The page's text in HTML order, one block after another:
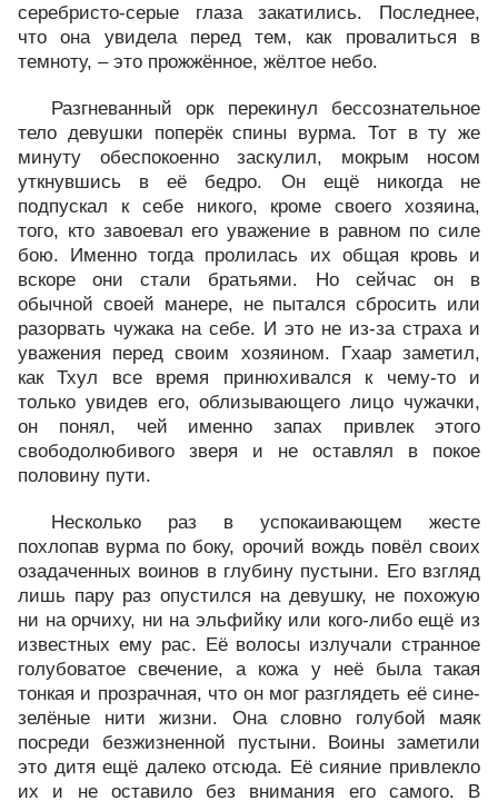
серебристо-серые глаза закатились. Последнее,
что она увидела перед тем, как провалиться в
темноту, – это прожжённое, жёлтое небо.
Разгневанный орк перекинул бессознательное
тело девушки поперёк спины вурма. Тот в ту же
минуту обеспокоенно заскулил, мокрым носом
уткнувшись в её бедро. Он ещё никогда не
подпускал к себе никого, кроме своего хозяина,
того, кто завоевал его уважение в равном по силе
бою. Именно тогда пролилась их общая кровь и
вскоре они стали братьями. Но сейчас он в
обычной своей манере, не пытался сбросить или
разорвать чужака на себе. И это не из-за страха и
уважения перед своим хозяином. Гхаар заметил,
как Тхул все время принюхивался к чему-то и
только увидев его, облизывающего лицо чужачки,
он понял, чей именно запах привлек этого
свободолюбивого зверя и не оставлял в покое
половину пути.
Несколько раз в успокаивающем жесте
похлопав вурма по боку, орочий вождь повёл своих
озадаченных воинов в глубину пустыни. Его взгляд
лишь пару раз опустился на девушку, не похожую
ни на орчиху, ни на эльфийку или кого-либо ещё из
известных ему рас. Её волосы излучали странное
голубоватое свечение, а кожа у неё была такая
тонкая и прозрачная, что он мог разглядеть её сине-
зелёные нити жизни. Она словно голубой маяк
посреди безжизненной пустыни. Воины заметили
это дитя ещё далеко отсюда. Её сияние привлекло
их и не оставило без внимания его самого. В